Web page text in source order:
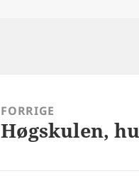
FORRIGE
Forrige
Høgskulen,